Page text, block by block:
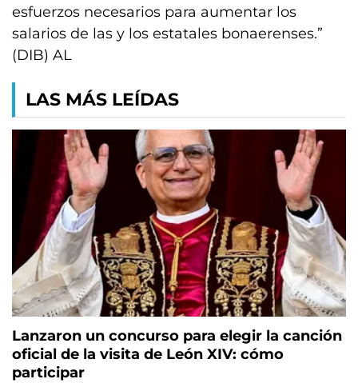
esfuerzos necesarios para aumentar los
salarios de las y los estatales bonaerenses.”
(DIB) AL
LAS MÁS LEÍDAS
Lanzaron un concurso para elegir la canción
oficial de la visita de León XIV: cómo
participar